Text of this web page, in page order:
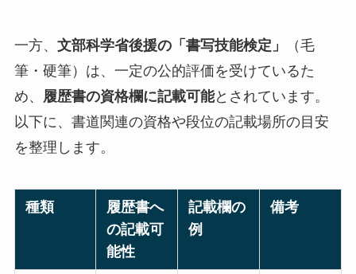
一方、 文部科学省後援の「書写技能検定」
（毛
筆・硬筆）は、一定の公的評価を受けているた
め、
履歴書の資格欄に記載可能とされています。
以下に、書道関連の資格や段位の記載場所の目安
を整理します。
種類
履歴書へ
の記載可
能性
記載欄の
例
備考